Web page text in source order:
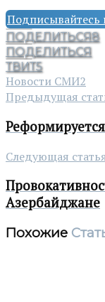
Подписывайтесь
ПОДЕЛИТЬСЯ8
ПОДЕЛИТЬСЯ
ТВИТ5
Новости СМИ2
Предыдущая
Следующая
Азербайджане
Похожие